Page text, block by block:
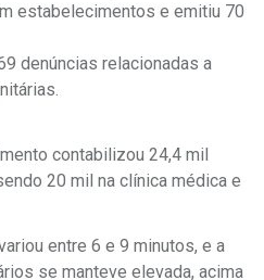
estabelecimentos e emitiu 70
denúncias relacionadas a
contabilizou 24,4 mil
20 mil na clínica médica e
entre 6 e 9 minutos, e a
se manteve elevada, acima